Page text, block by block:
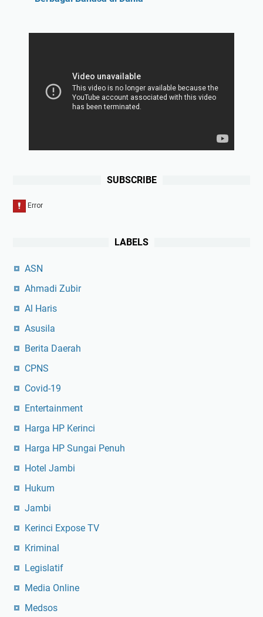
SUBSCRIBE
LABELS
ASN
Ahmadi Zubir
Al Haris
Asusila
Berita Daerah
CPNS
Covid-19
Entertainment
Harga HP Kerinci
Harga HP Sungai Penuh
Hotel Jambi
Hukum
Jambi
Kerinci Expose TV
Kriminal
Legislatif
Media Online
Medsos